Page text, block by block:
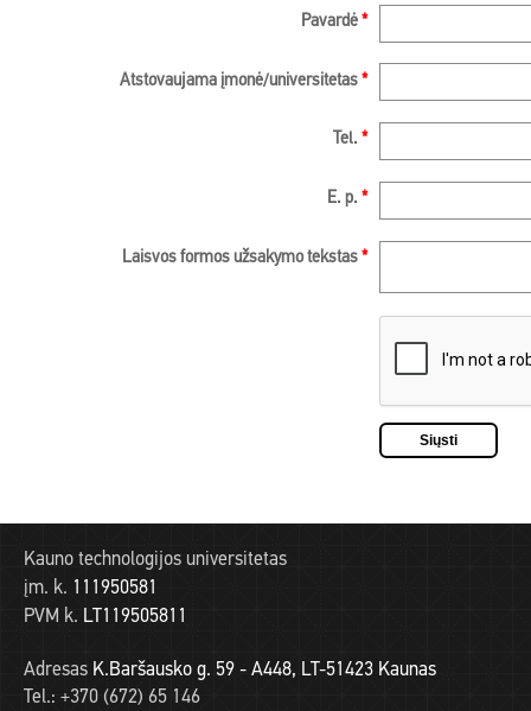
Pavardė *
Atstovaujama įmonė/universitetas *
Tel. *
E. p. *
Laisvos formos užsakymo tekstas *
Kauno technologijos universitetas
įm. k. 111950581
PVM k. LT119505811
Adresas K.Baršausko g. 59 - A448, LT-51423 Kaunas
Tel.: +370 (672) 65 146